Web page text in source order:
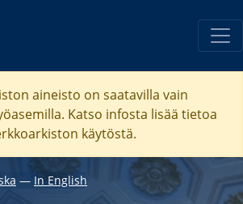
aineisto on saatavilla vain
Katso infosta lisää tietoa
käytöstä.
― In English